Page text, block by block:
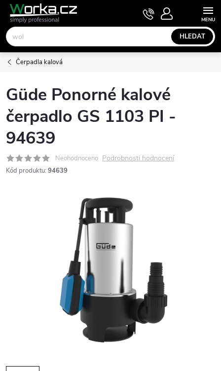
Přejít
obsah
HLEDAT
NÁKUPNÍ
KOŠÍK
Čerpadla kalová
Güde Ponorné kalové
čerpadlo GS 1103 PI -
94639
Neohodnoceno Podrobnosti hodnocení
Kód produktu: 94639